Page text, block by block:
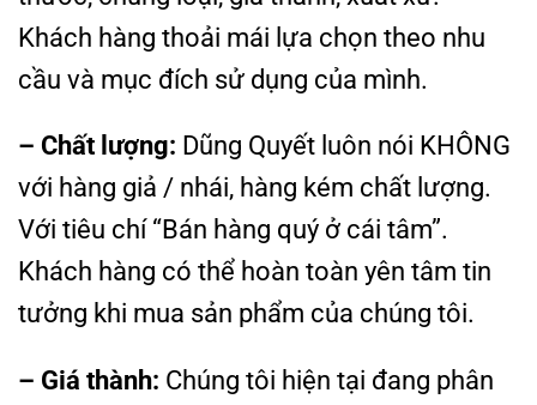
Khách hàng thoải mái lựa chọn theo nhu
cầu và mục đích sử dụng của mình.
– Chất lượng: Dũng Quyết luôn nói KHÔNG
với hàng giả / nhái, hàng kém chất lượng.
Với tiêu chí “Bán hàng quý ở cái tâm”.
Khách hàng có thể hoàn toàn yên tâm tin
tưởng khi mua sản phẩm của chúng tôi.
– Giá thành: Chúng tôi hiện tại đang phân